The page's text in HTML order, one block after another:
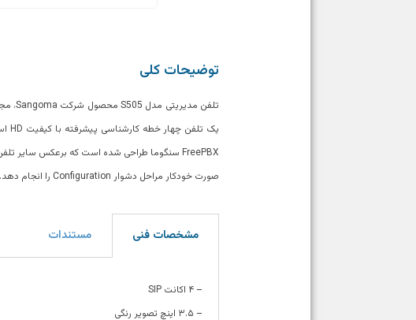
توضیحات کلی
صورت خودکار مراحل دشوار Configuration را انجام دهد.
مشخصات فنی مستندات
– ۴ اکانت SIP
– ۳.۵ اینچ تصویر رنگی